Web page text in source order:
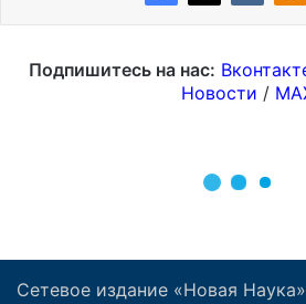
Сетевое издание «Новая Наука»